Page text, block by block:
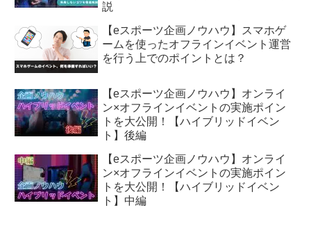
説
【eスポーツ企画ノウハウ】スマホゲ
ームを使ったオフラインイベント運営
を行う上でのポイントとは？
【eスポーツ企画ノウハウ】オンライ
ン×オフラインイベントの実施ポイン
トを大公開！【ハイブリッドイベン
ト】後編
【eスポーツ企画ノウハウ】オンライ
ン×オフラインイベントの実施ポイン
トを大公開！【ハイブリッドイベン
ト】中編